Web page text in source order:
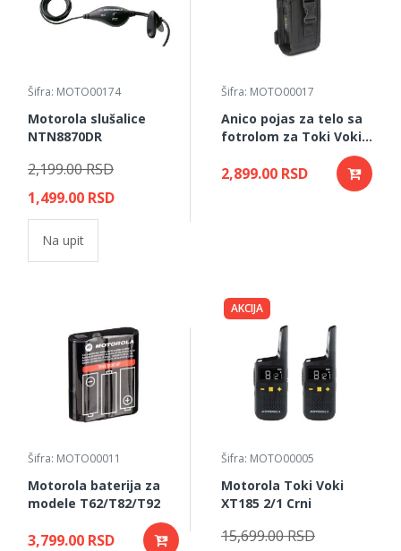
Šifra: MOTO00174
Motorola slušalice
NTN8870DR
2,199.00 RSD
1,499.00 RSD
Na upit
Šifra: MOTO00017
Anico pojas za telo sa
fotrolom za Toki Voki
2,899.00 RSD
Šifra: MOTO00011
Motorola baterija za
modele T62/T82/T92
3,799.00 RSD
AKCIJA
Šifra: MOTO00005
Motorola Toki Voki
XT185 2/1 Crni
15,699.00 RSD